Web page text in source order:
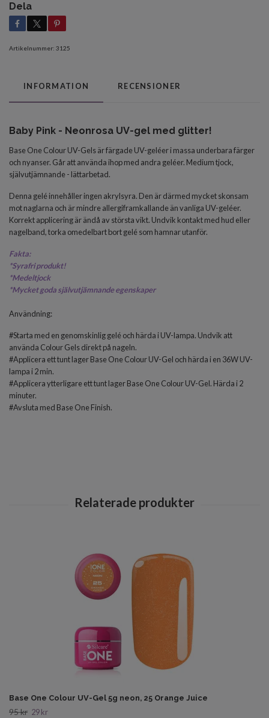
Dela
Artikelnummer: 3125
INFORMATION RECENSIONER
Baby Pink - Neonrosa UV-gel med glitter!
Base One Colour UV-Gels är färgade UV-geléer i massa underbara färger
och nyanser. Går att använda ihop med andra geléer. Medium tjock,
självutjämnande - lättarbetad.
Denna gelé innehåller ingen akrylsyra. Den är därmed mycket skonsam
mot naglarna och är mindre allergiframkallande än vanliga UV-geléer.
Korrekt applicering är ändå av största vikt. Undvik kontakt med hud eller
nagelband, torka omedelbart bort gelé som hamnar utanför.
Fakta:
*Syrafri produkt!
*Medeltjock
*Mycket goda självutjämnande egenskaper
Användning:
#Starta med en genomskinlig gelé och härda i UV-lampa. Undvik att
använda Colour Gels direkt på nageln.
#Applicera ett tunt lager Base One Colour UV-Gel och härda i en 36W UV-
lampa i 2 min.
#Applicera ytterligare ett tunt lager Base One Colour UV-Gel. Härda i 2
minuter.
#Avsluta med Base One Finish.
Base One Colour UV-Gel 5g neon, 25 Orange Juice
95 kr 29 kr